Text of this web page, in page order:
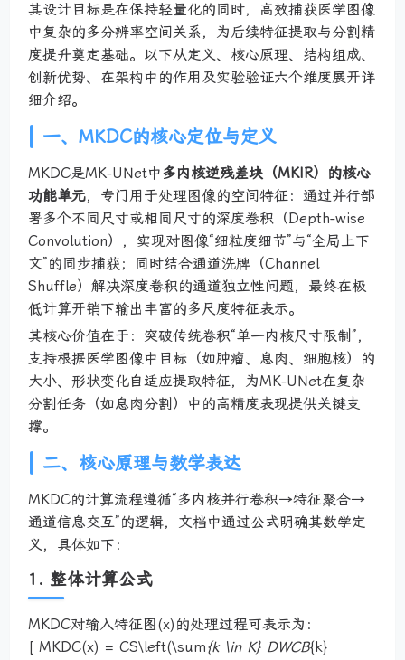
其设计目标是在保持轻量化的同时，高效捕获医学图像
中复杂的多分辨率空间关系，为后续特征提取与分割精
度提升奠定基础。以下从定义、核心原理、结构组成、
创新优势、在架构中的作用及实验验证六个维度展开详
细介绍。
一、MKDC的核心定位与定义
MKDC是MK-UNet中多内核逆残差块（MKIR）的核心
功能单元，专门用于处理图像的空间特征：通过并行部
署多个不同尺寸或相同尺寸的深度卷积（Depth-wise
Convolution），实现对图像“细粒度细节”与“全局上下
文”的同步捕获；同时结合通道洗牌（Channel
Shuffle）解决深度卷积的通道独立性问题，最终在极
低计算开销下输出丰富的多尺度特征表示。
其核心价值在于：突破传统卷积“单一内核尺寸限制”，
支持根据医学图像中目标（如肿瘤、息肉、细胞核）的
大小、形状变化自适应提取特征，为MK-UNet在复杂
分割任务（如息肉分割）中的高精度表现提供关键支
撑。
二、核心原理与数学表达
MKDC的计算流程遵循“多内核并行卷积→特征聚合→
通道信息交互”的逻辑，文档中通过公式明确其数学定
义，具体如下：
1. 整体计算公式
MKDC对输入特征图(x)的处理过程可表示为：
[ MKDC(x) = CS\left(\sum{k \in K} DWCB{k}